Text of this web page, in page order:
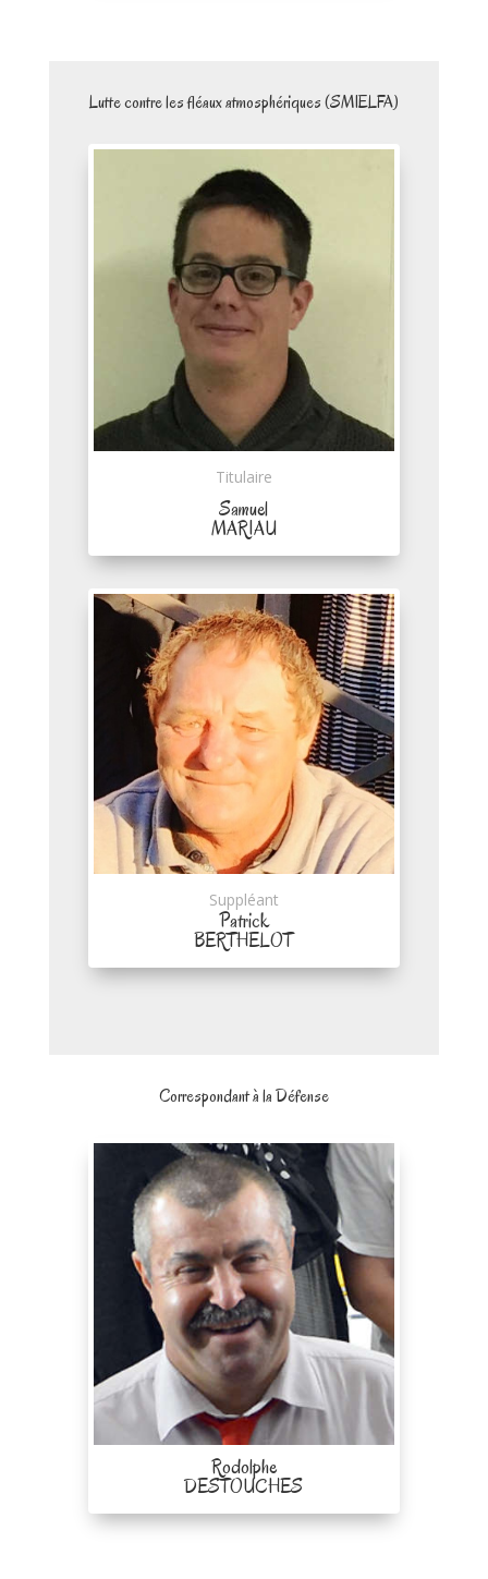
Lutte contre les fléaux atmosphériques (SMIELFA)
Titulaire
Samuel
MARIAU
Suppléant
Patrick
BERTHELOT
Correspondant à la Défense
Rodolphe
DESTOUCHES